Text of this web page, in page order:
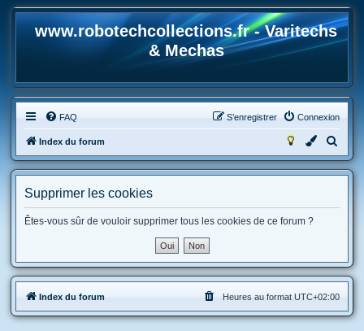
www.robotechcollections.fr - Varitechs
& Mechas
FAQ Connexion
S’enregistrer
Index du forum
e
h
e
r
Supprimer les cookies
Êtes-vous sûr de vouloir supprimer tous les cookies de ce forum ?
Index du forum Heures au format UTC+02:00